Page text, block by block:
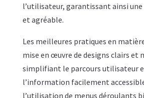
l’utilisateur, garantissant ainsi
et agréable.
Les meilleures pratiques en
mise en œuvre de designs clairs et
simplifiant le parcours utilisateur
l’information facilement
l’utilisation de menus déroulants